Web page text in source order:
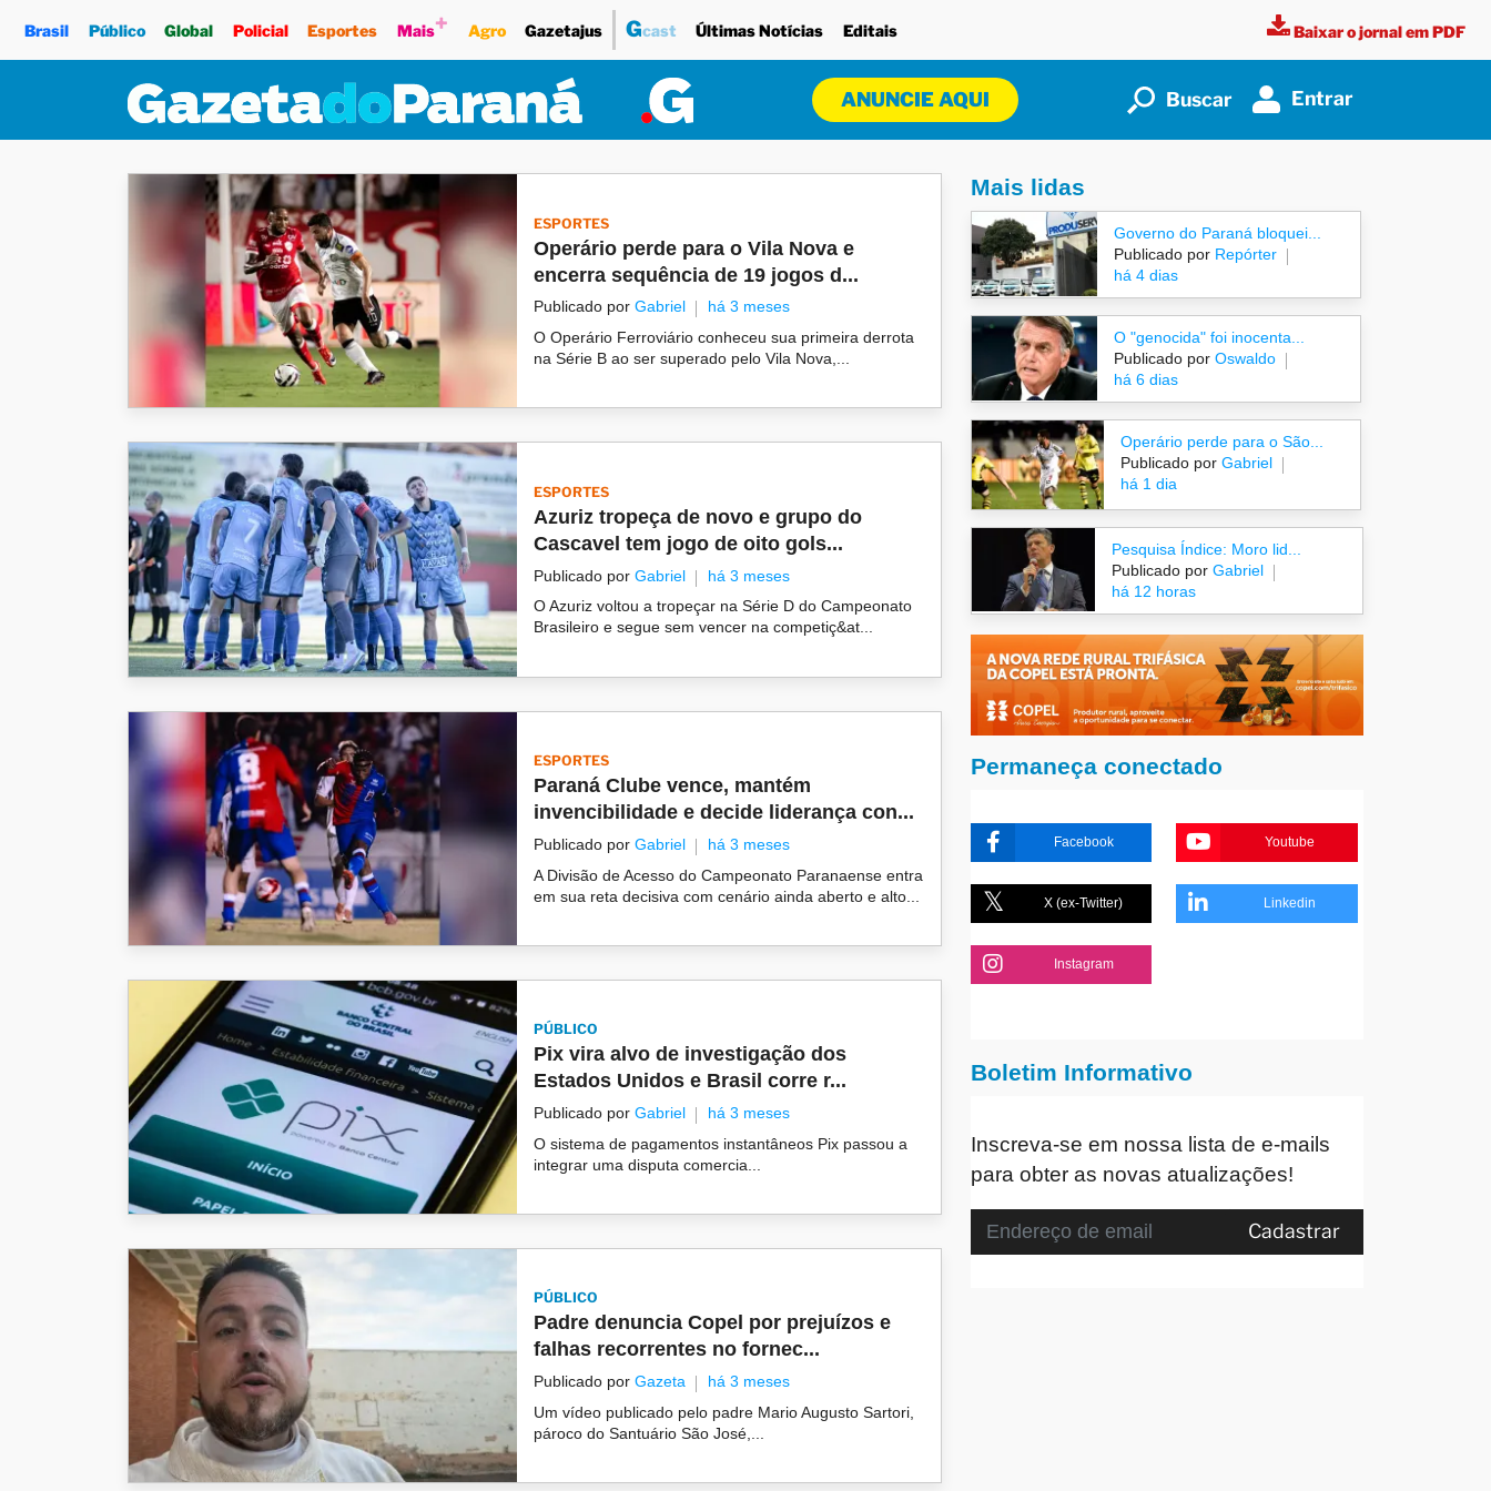
Brasil Público Global Policial Esportes Mais+ Agro Gazetajus Gcast Últimas Notícias Editais Baixar o jornal em PDF
ANUNCIE AQUI Buscar Entrar
ESPORTES
Operário perde para o Vila Nova e
encerra sequência de 19 jogos d...
Publicado porGabriel
há 3 meses
O Operário Ferroviário conheceu sua primeira derrota
na Série B ao ser superado pelo Vila Nova,...
ESPORTES
Azuriz tropeça de novo e grupo do
Cascavel tem jogo de oito gols...
Publicado porGabriel
há 3 meses
O Azuriz voltou a tropeçar na Série D do Campeonato
Brasileiro e segue sem vencer na competiç&at...
ESPORTES
Paraná Clube vence, mantém
invencibilidade e decide liderança con...
Publicado porGabriel
há 3 meses
A Divisão de Acesso do Campeonato Paranaense entra
em sua reta decisiva com cenário ainda aberto e alto...
PÚBLICO
Pix vira alvo de investigação dos
Estados Unidos e Brasil corre r...
Publicado porGabriel
há 3 meses
O sistema de pagamentos instantâneos Pix passou a
integrar uma disputa comercia...
PÚBLICO
Padre denuncia Copel por prejuízos e
falhas recorrentes no fornec...
Publicado porGazeta
há 3 meses
Um vídeo publicado pelo padre Mario Augusto Sartori,
pároco do Santuário São José,...
Mais lidas
Governo do Paraná bloquei...
Publicado por Repórter
há 4 dias
O "genocida" foi inocenta...
Publicado por Oswaldo
há 6 dias
Operário perde para o São...
Publicado porGabriel
há 1 dia
Pesquisa Índice: Moro lid...
Publicado por Gabriel
há 12 horas
Permaneça conectado
Facebook Youtube
X (ex-Twitter) Linkedin
Instagram
Boletim Informativo
Inscreva-se em nossa lista de e-mails
para obter as novas atualizações!
Cadastrar